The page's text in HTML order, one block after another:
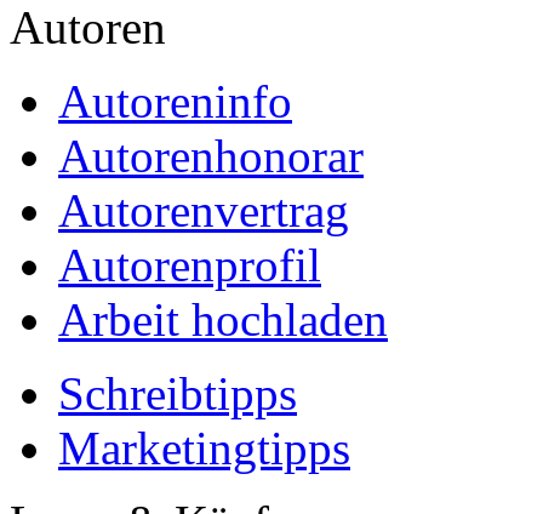
Autoren
Autoreninfo
Autorenhonorar
Autorenvertrag
Autorenprofil
Arbeit hochladen
Schreibtipps
Marketingtipps